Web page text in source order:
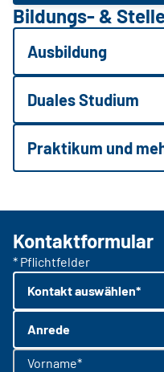
Bildungs- &
Ausbildung
Duales Studium
Praktikum und
Kontaktformular
* Pflichtfelder
Kontakt auswählen*
Anrede
Vorname*